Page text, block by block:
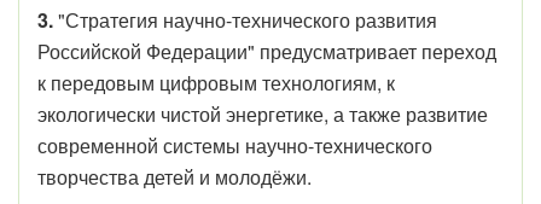
3."Стратегия научно-технического развития
Российской Федерации" предусматривает переход
к передовым цифровым технологиям, к
экологически чистой энергетике, а также развитие
современной системы научно-технического
творчества детей и молодёжи.